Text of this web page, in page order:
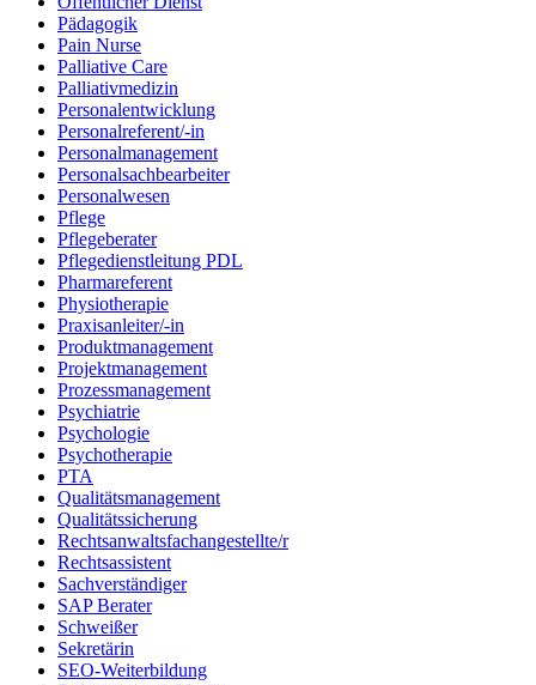
Pädagogik
Pain Nurse
Palliative Care
Palliativmedizin
Personalentwicklung
Personalreferent/-in
Personalmanagement
Personalsachbearbeiter
Personalwesen
Pflege
Pflegeberater
Pflegedienstleitung PDL
Pharmareferent
Physiotherapie
Praxisanleiter/-in
Produktmanagement
Projektmanagement
Prozessmanagement
Psychiatrie
Psychologie
Psychotherapie
PTA
Qualitätsmanagement
Qualitätssicherung
Rechtsanwaltsfachangestellte/r
Rechtsassistent
Sachverständiger
SAP Berater
Schweißer
Sekretärin
SEO-Weiterbildung